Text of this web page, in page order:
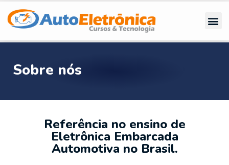
Sobre nós
Referência no ensino de
Eletrônica Embarcada
Automotiva no Brasil.